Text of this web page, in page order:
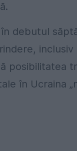
debutul
inclusiv
posibilitatea
în Ucraina